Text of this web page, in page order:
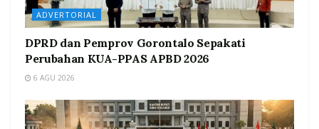
ADVERTORIAL
DPRD dan Pemprov Gorontalo Sepakati
Perubahan KUA-PPAS APBD 2026
6 AGU 2026